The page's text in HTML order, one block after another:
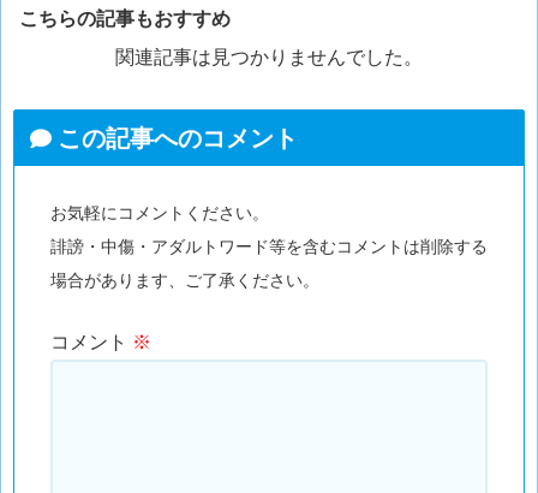
こちらの記事もおすすめ
関連記事は見つかりませんでした。
この記事へのコメント
お気軽にコメントください。
誹謗・中傷・アダルトワード等を含むコメントは削除する
場合があります、ご了承ください。
コメント ※